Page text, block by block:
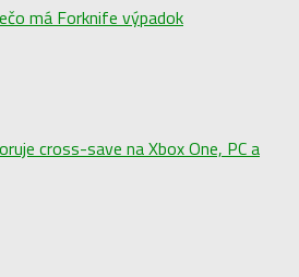
má Forknife výpadok
cross-save na Xbox One, PC a